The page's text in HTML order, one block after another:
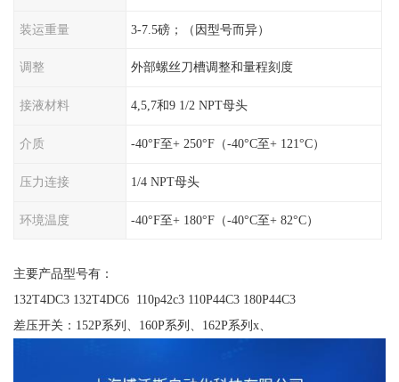
装运重量 3-7.5磅；（因型号而异）
调整 外部螺丝刀槽调整和量程刻度
接液材料 4,5,7和9 1/2 NPT母头
介质 -40°F至+ 250°F（-40°C至+ 121°C）
压力连接 1/4 NPT母头
环境温度 -40°F至+ 180°F（-40°C至+ 82°C）
主要产品型号有：
132T4DC3 132T4DC6 110p42c3 110P44C3 180P44C3
差压开关：152P系列、160P系列、162P系列x、